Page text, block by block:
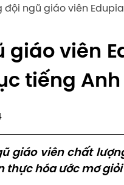
đội ngũ giáo viên
giáo viên
tiếng Anh
giáo viên chất
thực hóa ước mơ